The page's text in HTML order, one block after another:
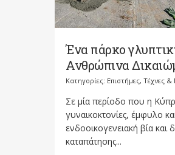
Ένα πάρκο
Ανθρώπινα
Κατηγορίες: Επιστήμες, Τέχνες &
Σε μία περίοδο που η
γυναικοκτονίες, έμφυλο
ενδοοικογενειακή βία και
καταπάτησης...